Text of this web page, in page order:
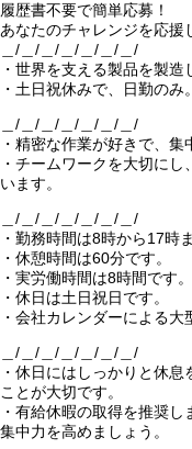
履歴書不要で簡単応募！
あなたのチャレンジを応援
＿/＿/＿/＿/＿/＿/＿/
・世界を支える製品を製
・土日祝休みで、日勤のみ
＿/＿/＿/＿/＿/＿/＿/
・精密な作業が好きで、集
・チームワークを大切に
います。
＿/＿/＿/＿/＿/＿/＿/
・勤務時間は8時から17時
・休憩時間は60分です。
・実労働時間は8時間です。
・休日は土日祝日です。
・会社カレンダーによる大
＿/＿/＿/＿/＿/＿/＿/
・休日にはしっかりと休
ことが大切です。
・有給休暇の取得を推奨
集中力を高めましょう。